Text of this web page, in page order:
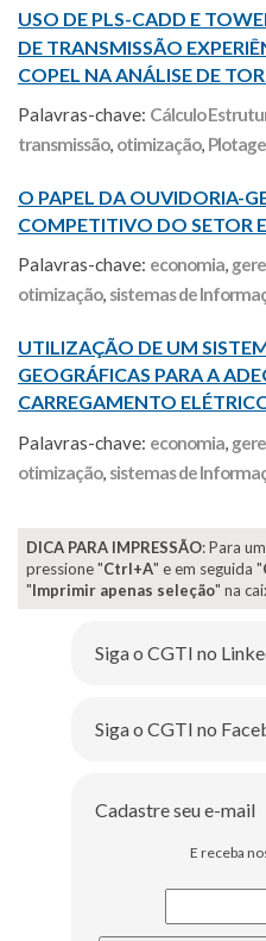
USO DE PLS-CADD E
DE TRANSMISSÃO
COPEL NA ANÁLISE DE
Palavras-chave: Cálculo
transmissão, otimização,
O PAPEL DA OUVIDORIA-
COMPETITIVO DO SETOR
Palavras-chave: economia,
otimização, sistemas de
UTILIZAÇÃO DE UM
GEOGRÁFICAS PARA A
CARREGAMENTO
Palavras-chave: economia,
otimização, sistemas de
DICA PARA IMPRESSÃO: Para
pressione "Ctrl+A" e em seguida "
"Imprimir apenas seleção" na
Siga o CGTI no
Siga o CGTI no
Cadastre seu e-mail
E receba